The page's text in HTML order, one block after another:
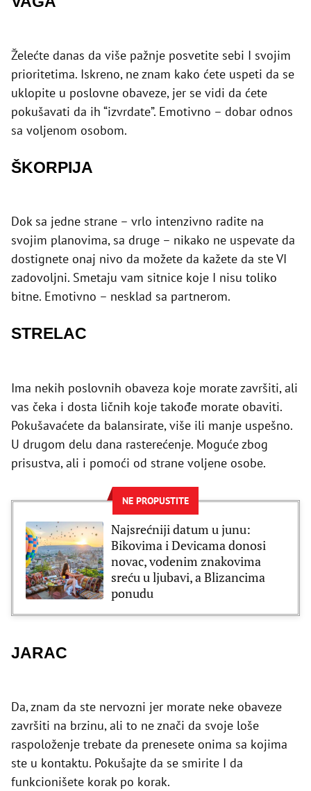
Želećte danas da više pažnje posvetite sebi I svojim
prioritetima. Iskreno, ne znam kako ćete uspeti da se
uklopite u poslovne obaveze, jer se vidi da ćete
pokušavati da ih “izvrdate”. Emotivno – dobar odnos
sa voljenom osobom.
ŠKORPIJA
Dok sa jedne strane – vrlo intenzivno radite na
svojim planovima, sa druge – nikako ne uspevate da
dostignete onaj nivo da možete da kažete da ste VI
zadovoljni. Smetaju vam sitnice koje I nisu toliko
bitne. Emotivno – nesklad sa partnerom.
STRELAC
Ima nekih poslovnih obaveza koje morate završiti, ali
vas čeka i dosta ličnih koje takođe morate obaviti.
Pokušavaćete da balansirate, više ili manje uspešno.
U drugom delu dana rasterećenje. Moguće zbog
prisustva, ali i pomoći od strane voljene osobe.
NE PROPUSTITE
Najsrećniji datum u junu:
Bikovima i Devicama donosi
novac, vodenim znakovima
sreću u ljubavi, a Blizancima
ponudu
JARAC
Da, znam da ste nervozni jer morate neke obaveze
završiti na brzinu, ali to ne znači da svoje loše
raspoloženje trebate da prenesete onima sa kojima
ste u kontaktu. Pokušajte da se smirite I da
funkcionišete korak po korak.